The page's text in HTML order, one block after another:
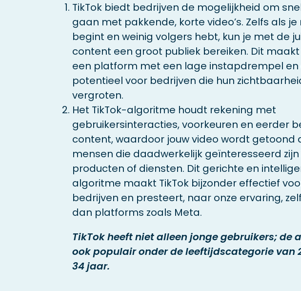
TikTok biedt bedrijven de mogelijkheid om
gaan met pakkende, korte video’s. Zelfs als je
begint en weinig volgers hebt, kun je met de
content een groot publiek bereiken. Dit maakt
een platform met een lage instapdrempel
potentieel voor bedrijven die hun
vergroten.
Het TikTok-algoritme houdt rekening met
gebruikersinteracties, voorkeuren en eerder
content, waardoor jouw video wordt getoond
mensen die daadwerkelijk geïnteresseerd zijn
producten of diensten. Dit gerichte en
algoritme maakt TikTok bijzonder effectief
bedrijven en presteert, naar onze ervaring,
dan platforms zoals Meta.
TikTok heeft niet alleen jonge gebruikers; de
ook populair onder de leeftijdscategorie van
34 jaar.